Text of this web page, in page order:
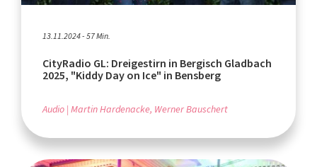
13.11.2024 - 57 Min.
CityRadio GL: Dreigestirn in Bergisch Gladbach
2025, "Kiddy Day on Ice" in Bensberg
Audio Martin Hardenacke, Werner Bauschert